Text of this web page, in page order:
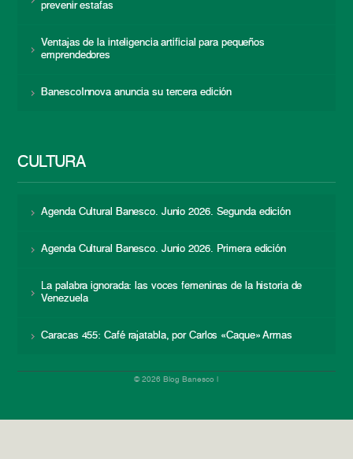
prevenir estafas
Ventajas de la inteligencia artificial para pequeños
emprendedores
BanescoInnova anuncia su tercera edición
CULTURA
Agenda Cultural Banesco. Junio 2026. Segunda edición
Agenda Cultural Banesco. Junio 2026. Primera edición
La palabra ignorada: las voces femeninas de la historia de
Venezuela
Caracas 455: Café rajatabla, por Carlos «Caque» Armas
© 2026 Blog Banesco |